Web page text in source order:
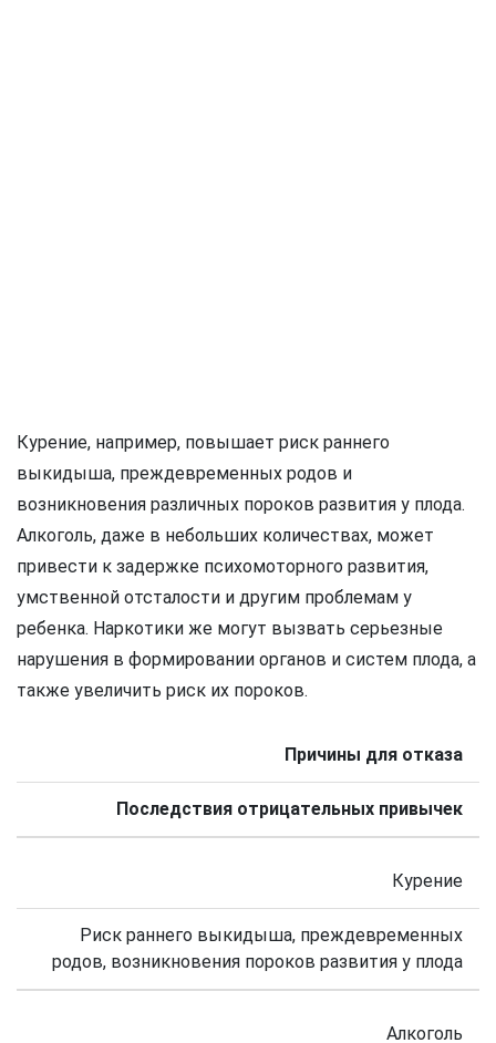
Курение, например, повышает риск раннего
выкидыша, преждевременных родов и
возникновения различных пороков развития у плода.
Алкоголь, даже в небольших количествах, может
привести к задержке психомоторного развития,
умственной отсталости и другим проблемам у
ребенка. Наркотики же могут вызвать серьезные
нарушения в формировании органов и систем плода, а
также увеличить риск их пороков.
Причины для отказа
Последствия отрицательных привычек
Курение
Риск раннего выкидыша, преждевременных
родов, возникновения пороков развития у плода
Алкоголь